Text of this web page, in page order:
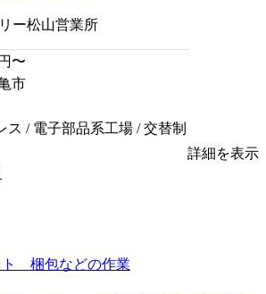
ー松山営業所
円〜
市
ス / 電子部品系工場 / 交替制
詳細を表示